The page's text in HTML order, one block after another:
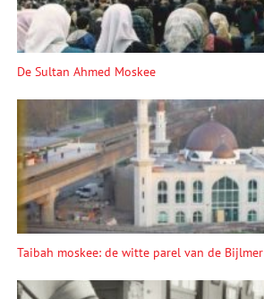
De Sultan Ahmed Moskee
Taibah moskee: de witte parel van de Bijlmer